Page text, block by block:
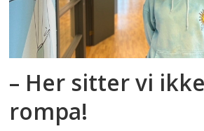
– Her sitter vi
rompa!